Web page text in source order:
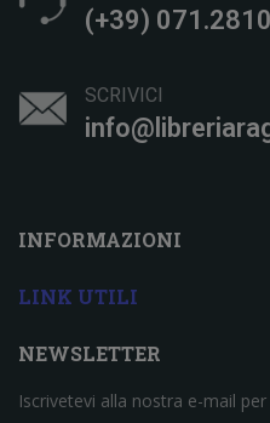
(+39)
SCRIVICI
INFORMAZIONI
LINK UTILI
NEWSLETTER
Iscrivetevi alla nostra e-mail